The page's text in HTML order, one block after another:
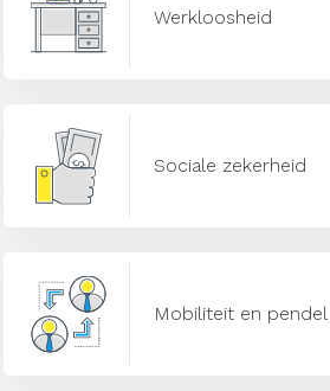
Werkloosheid
Sociale zekerheid
Mobiliteit en pendel